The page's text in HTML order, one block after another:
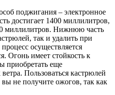
поджигания – электронное
достигает 1400 миллилитров,
миллилитров. Нижнюю часть
так и удалить при
осуществляется
Огонь имеет стойкость к
приобретать еще
Пользоваться кастрюлей
не получите ожогов, так как